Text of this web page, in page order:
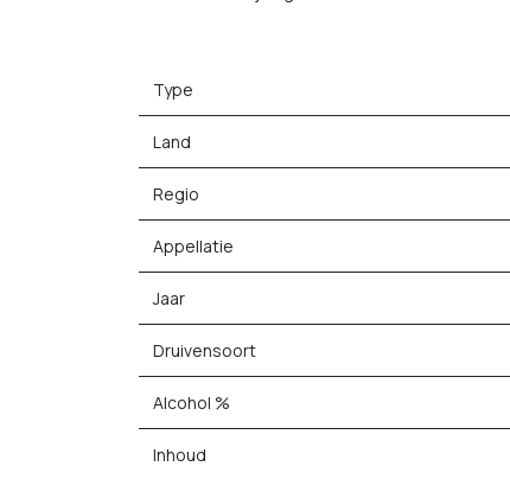
Type
Land
Regio
Appellatie
Jaar
Druivensoort
Alcohol %
Inhoud